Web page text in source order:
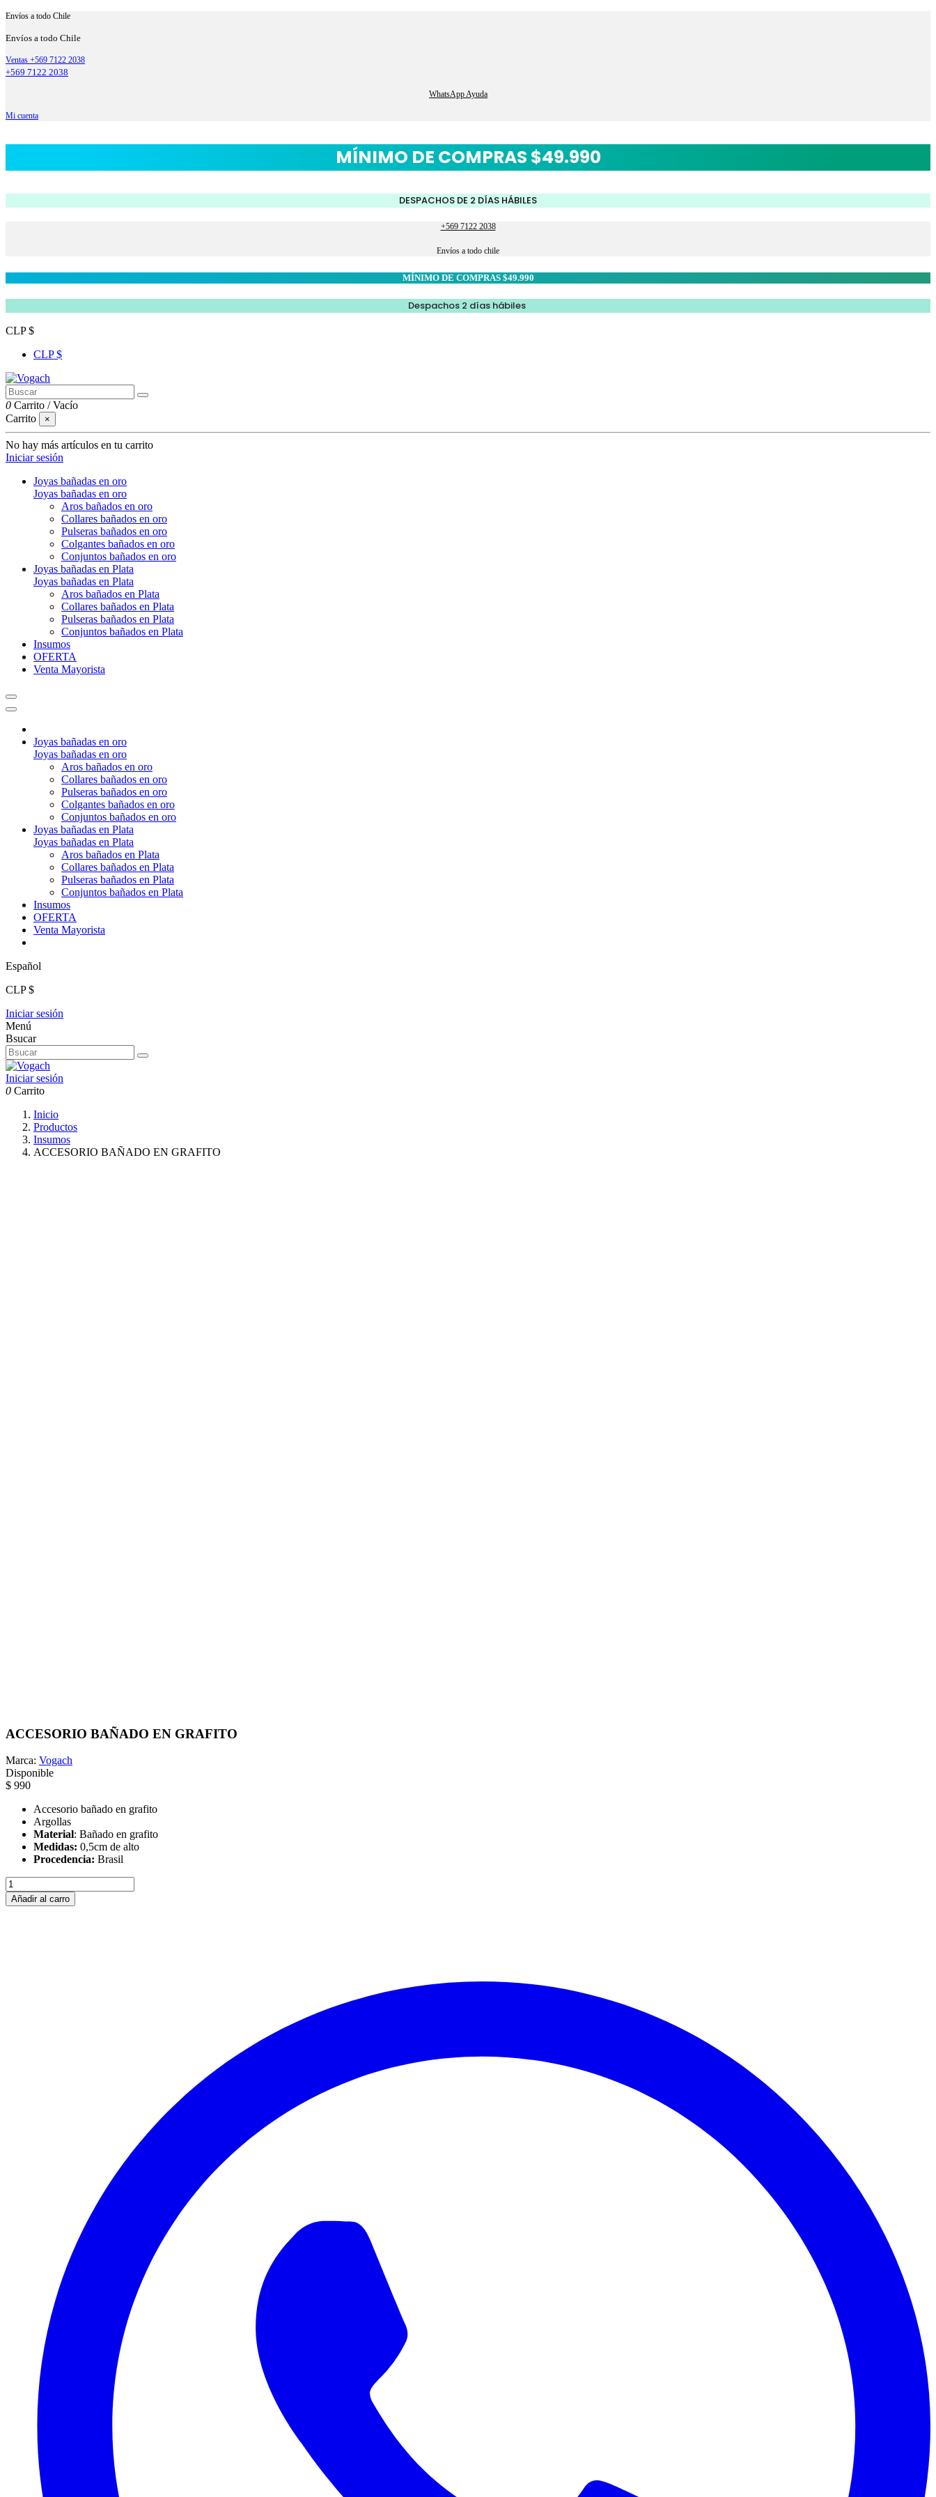
Envíos a todo Chile
Envíos a todo Chile
Ventas +569 7122 2038
+569 7122 2038
WhatsApp Ayuda
Mi cuenta
MÍNIMO DE COMPRAS $49.990
DESPACHOS DE 2 DÍAS HÁBILES
+569 7122 2038
Envíos a todo chile
MÍNIMO DE COMPRAS $49.990
Despachos 2 días hábiles
CLP $
CLP $
0 Carrito /Vacío
Carrito
×
No hay más artículos en tu carrito
Iniciar sesión
Joyas bañadas en oro
Joyas bañadas en oro
Aros bañados en oro
Collares bañados en oro
Pulseras bañados en oro
Colgantes bañados en oro
Conjuntos bañados en oro
Joyas bañadas en Plata
Joyas bañadas en Plata
Aros bañados en Plata
Collares bañados en Plata
Pulseras bañados en Plata
Conjuntos bañados en Plata
Insumos
OFERTA
Venta Mayorista
Joyas bañadas en oro
Joyas bañadas en oro
Aros bañados en oro
Collares bañados en oro
Pulseras bañados en oro
Colgantes bañados en oro
Conjuntos bañados en oro
Joyas bañadas en Plata
Joyas bañadas en Plata
Aros bañados en Plata
Collares bañados en Plata
Pulseras bañados en Plata
Conjuntos bañados en Plata
Insumos
OFERTA
Venta Mayorista
Español
CLP $
Iniciar sesión
Menú
Bsucar
Iniciar sesión
0 Carrito
Inicio
Productos
Insumos
ACCESORIO BAÑADO EN GRAFITO
ACCESORIO BAÑADO EN GRAFITO
Marca: Vogach
Disponible
$ 990
Accesorio bañado en grafito
Argollas
Material: Bañado en grafito
Medidas: 0,5cm de alto
Procedencia: Brasil
Añadir al carro